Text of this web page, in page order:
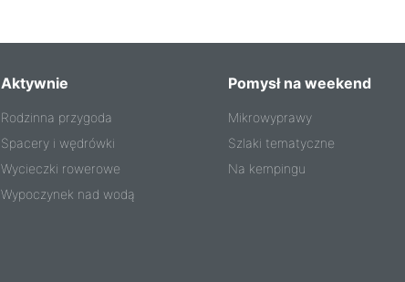
Aktywnie
Rodzinna przygoda
Spacery i wędrówki
Wycieczki rowerowe
Wypoczynek nad wodą
Pomysł na weekend
Mikrowyprawy
Szlaki tematyczne
Na kempingu